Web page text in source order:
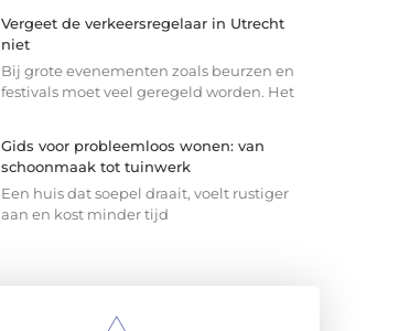
Vergeet de verkeersregelaar in Utrecht
niet
Bij grote evenementen zoals beurzen en
festivals moet veel geregeld worden. Het
Gids voor probleemloos wonen: van
schoonmaak tot tuinwerk
Een huis dat soepel draait, voelt rustiger
aan en kost minder tijd